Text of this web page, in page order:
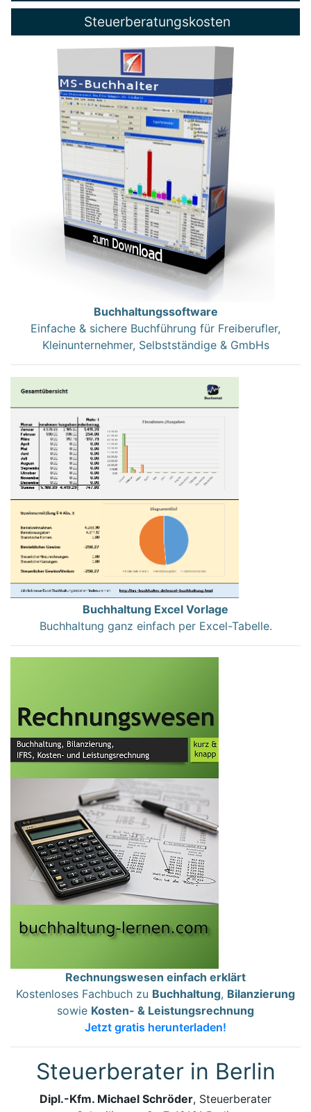
Steuerberatungskosten
Buchhaltungssoftware
Einfache & sichere Buchführung für Freiberufler,
Kleinunternehmer, Selbstständige & GmbHs
Buchhaltung Excel Vorlage
Buchhaltung ganz einfach per Excel-Tabelle.
Rechnungswesen einfach erklärt
Kostenloses Fachbuch zu Buchhaltung, Bilanzierung
sowie Kosten- & Leistungsrechnung
Jetzt gratis herunterladen!
Steuerberater in Berlin
Dipl.-Kfm. Michael Schröder, Steuerberater